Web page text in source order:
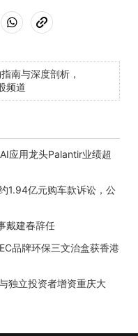
南与深度剖析，
频道
应用龙头Palantir业绩超
1.94亿元购车款诉讼，公
戴建春辞任
品牌环保三文治盒获香港
独立投资者增资重庆大